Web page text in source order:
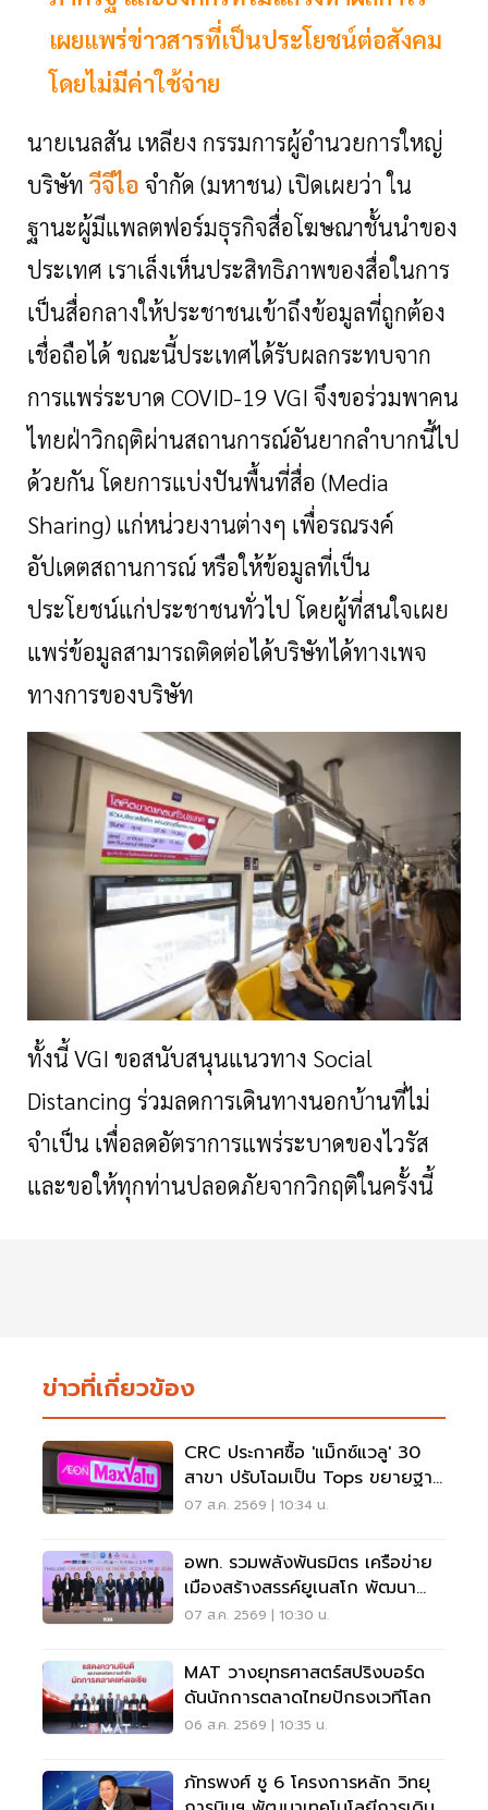
เผยแพร่ข่าวสารที่เป็นประโยชน์ต่อสังคม
โดยไม่มีค่าใช้จ่าย
นายเนลสัน เหลียง กรรมการผู้อำนวยการใหญ่
บริษัท วีจีไอ จำกัด (มหาชน) เปิดเผยว่า ใน
ฐานะผู้มีแพลตฟอร์มธุรกิจสื่อโฆษณาชั้นนำของ
ประเทศ เราเล็งเห็นประสิทธิภาพของสื่อในการ
เป็นสื่อกลางให้ประชาชนเข้าถึงข้อมูลที่ถูกต้อง
เชื่อถือได้ ขณะนี้ประเทศได้รับผลกระทบจาก
การแพร่ระบาด COVID-19 VGI จึงขอร่วมพาคน
ไทยฝ่าวิกฤติผ่านสถานการณ์อันยากลำบากนี้ไป
ด้วยกัน โดยการแบ่งปันพื้นที่สื่อ (Media
Sharing) แก่หน่วยงานต่างๆ เพื่อรณรงค์
อัปเดตสถานการณ์ หรือให้ข้อมูลที่เป็น
ประโยชน์แก่ประชาชนทั่วไป โดยผู้ที่สนใจเผย
แพร่ข้อมูลสามารถติดต่อได้บริษัทได้ทางเพจ
ทางการของบริษัท
ทั้งนี้VGI ขอสนับสนุนแนวทาง Social
Distancing ร่วมลดการเดินทางนอกบ้านที่ไม่
จำเป็น เพื่อลดอัตราการแพร่ระบาดของไวรัส
และขอให้ทุกท่านปลอดภัยจากวิกฤติในครั้งนี้
ข่าวที่เกี่ยวข้อง
CRC ประกาศซื้อ 'แม็กซ์แวลู' 30
สาขา ปรับโฉมเป็น Tops ขยายฐาน
ลูกค้าเพิ่ม 9 แสนราย
07 ส.ค. 2569 | 10:34 น.
อพท. รวมพลังพันธมิตร เครือข่าย
เมืองสร้างสรรค์ยูเนสโก พัฒนา
เมืองอย่างยั่งยืน
07 ส.ค. 2569 | 10:30 น.
MAT วางยุทธศาสตร์สปริงบอร์ด
ดันนักการตลาดไทยปักธงเวทีโลก
06 ส.ค. 2569 | 10:35 น.
ภัทรพงศ์ ชู 6 โครงการหลัก วิทยุ